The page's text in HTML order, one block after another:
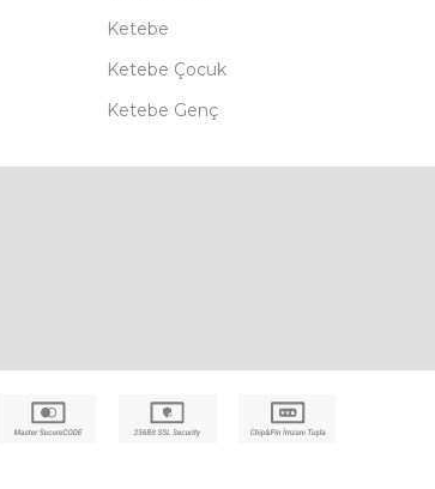
Ketebe
Ketebe Çocuk
Ketebe Genç